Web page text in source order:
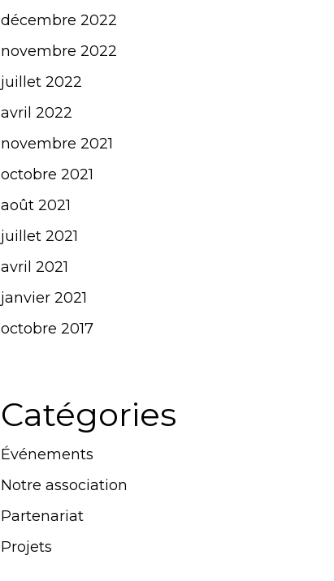
décembre 2022
novembre 2022
juillet 2022
avril 2022
novembre 2021
octobre 2021
août 2021
juillet 2021
avril 2021
janvier 2021
octobre 2017
Catégories
Événements
Notre association
Partenariat
Projets